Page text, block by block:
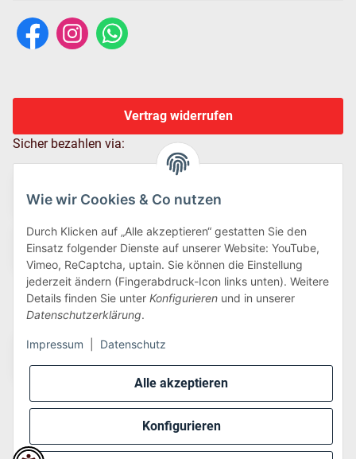
Alle akzeptieren
Konfigurieren
Wie wir Cookies & Co nutzen
Durch Klicken auf „Alle akzeptieren“ gestatten Sie den
Einsatz folgender Dienste auf unserer Website: YouTube,
Vimeo, ReCaptcha, uptain. Sie können die Einstellung
jederzeit ändern (Fingerabdruck-Icon links unten). Weitere
Details finden Sie unter Konfigurieren und in unserer
Datenschutzerklärung.
Impressum Datenschutz
Vertrag widerrufen
Sicher bezahlen via:
Wir versenden via:
* Alle Preise inkl. gesetzlicher USt., zzgl.Versand